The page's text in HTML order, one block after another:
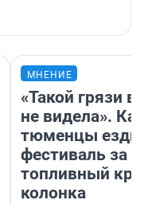
МНЕНИЕ
«Такой грязи
не видела».
тюменцы
фестиваль за
топливный
колонка